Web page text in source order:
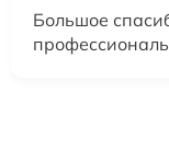
Большое